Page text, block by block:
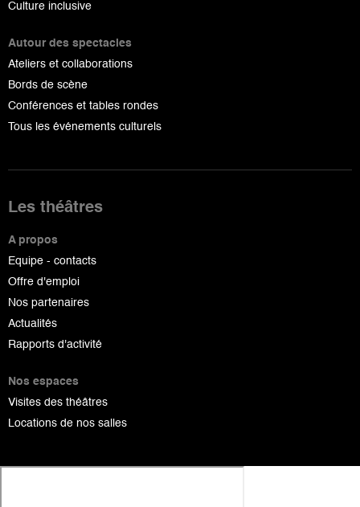
Culture inclusive
Autour des spectacles
Ateliers et collaborations
Bords de scène
Conférences et tables rondes
Tous les événements culturels
Les théâtres
A propos
Equipe - contacts
Offre d'emploi
Nos partenaires
Actualités
Rapports d'activité
Nos espaces
Visites des théâtres
Locations de nos salles